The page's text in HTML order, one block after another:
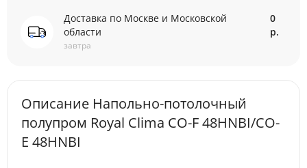
Доставка по Москве и Московской
области
завтра
0
р.
Описание Напольно-потолочный
полупром Royal Clima CO-F 48HNBI/CO-
E 48HNBI